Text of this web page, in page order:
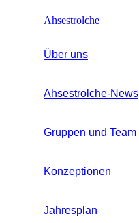
Ahsestrolche
Über uns
Ahsestrolche-News
Gruppen und Team
Konzeptionen
Jahresplan